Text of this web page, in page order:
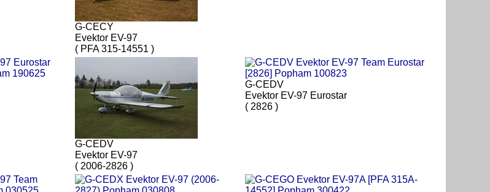
G-CECY
Evektor EV-97
( PFA 315-14551 )
G-CEDV
Evektor EV-97
( 2006-2826 )
G-CEDV
Evektor EV-97 Eurostar
( 2826 )